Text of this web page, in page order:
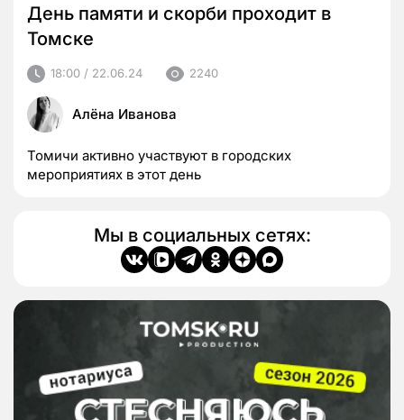
День памяти и скорби проходит в
Томске
18:00 / 22.06.24 2240
Алёна Иванова
Томичи активно участвуют в городских
мероприятиях в этот день
Мы в социальных сетях: